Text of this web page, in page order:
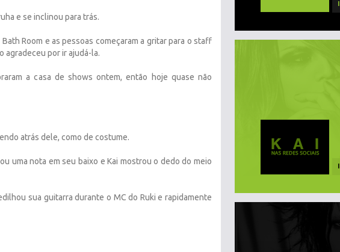
e se inclinou para trás.
Room e as pessoas começaram a gritar para o staff
agradeceu por ir ajudá-la.
a casa de shows ontem, então hoje quase não
atrás dele, como de costume.
uma nota em seu baixo e Kai mostrou o dedo do meio
sua guitarra durante o MC do Ruki e rapidamente